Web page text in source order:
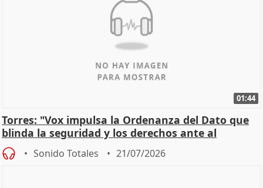
01:44
Torres: "Vox impulsa la Ordenanza del Dato que
blinda la seguridad y los derechos ante al
control"
Sonido Totales 21/07/2026